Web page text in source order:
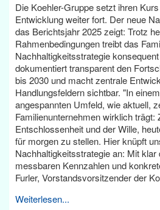
Die Koehler-Gruppe setzt ihren
Entwicklung weiter fort. Der neue
das Berichtsjahr 2025 zeigt: Trotz
Rahmenbedingungen treibt das
Nachhaltigkeitsstrategie
dokumentiert transparent den
bis 2030 und macht zentrale
Handlungsfeldern sichtbar. "In
angespannten Umfeld, wie aktuell,
Familienunternehmen wirklich trägt:
Entschlossenheit und der Wille,
für morgen zu stellen. Hier knüpft
Nachhaltigkeitsstrategie an: Mit klar
messbaren Kennzahlen und
Furler, Vorstandsvorsitzender der
Weiterlesen...